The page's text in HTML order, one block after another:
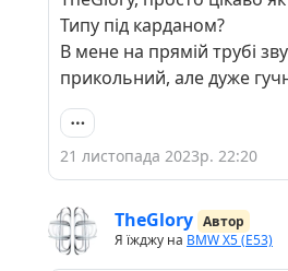
обмотать.А всю трасу хто
буде виглядать )
Типу під карданом?
В мене на прямій трубі
прикольний, але дуже
21 листопада 2023р. 22:20
TheGlory Автор
Я їжджу на BMW X5 (E53)